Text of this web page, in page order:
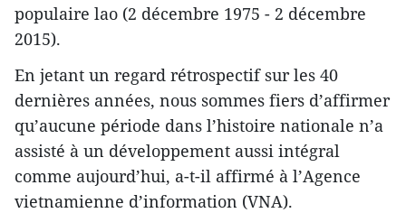
populaire lao (2 décembre 1975 - 2 décembre
2015).
En jetant un regard rétrospectif sur les 40
dernières années, nous sommes fiers d’affirmer
qu’aucune période dans l’histoire nationale n’a
assisté à un développement aussi intégral
comme aujourd’hui, a-t-il affirmé à l’Agence
vietnamienne d’information (VNA).